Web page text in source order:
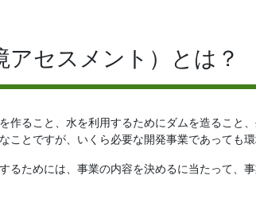
アセスメント）とは？
作ること、水を利用するためにダムを造ること
ことですが、いくら必要な開発事業であっても
るためには、事業の内容を決めるに当たって、